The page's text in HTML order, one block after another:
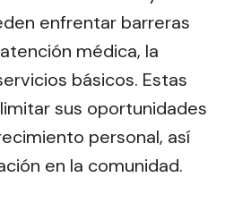
enfrentar barreras
médica, la
básicos. Estas
sus oportunidades
personal, así
en la comunidad.